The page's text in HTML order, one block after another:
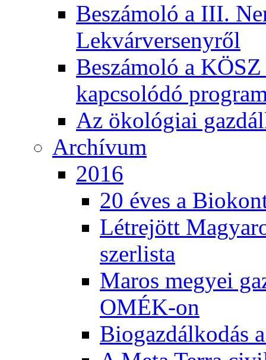
Beszámoló a III.
Lekvárversenyről
Beszámoló a
kapcsolódó
Az ökológiai
Archívum
2016
20 éves a
Létrejött
szerlista
Maros megyei
OMÉK-on
Biogazdálkodás